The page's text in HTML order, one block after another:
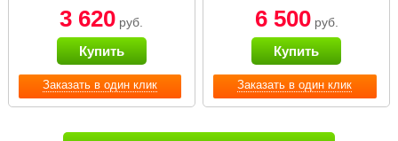
Заказать в один клик
3 620 руб.
Купить
Заказать в один клик
6 500руб.
Купить